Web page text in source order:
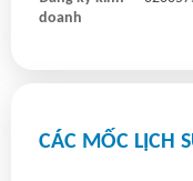
doanh
CÁC MỐC LỊCH